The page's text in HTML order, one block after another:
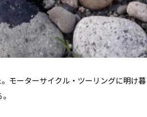
モーターサイクル・ツーリングに明け暮